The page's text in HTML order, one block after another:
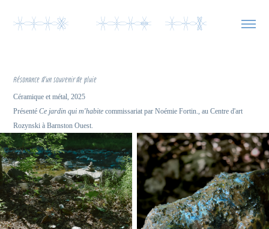
Résonance d'un souvenir de pluie
Céramique et métal, 2025
PrésentéCe jardin qui m'habitecommissariat par Noémie Fortin., au Centre d'art
Rozynski à Barnston Ouest.